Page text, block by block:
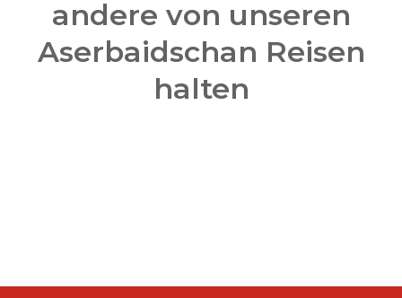
andere von unseren
Aserbaidschan Reisen
halten